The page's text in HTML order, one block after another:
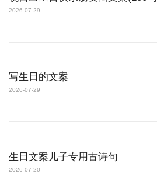
2026-07-29
写生日的文案
2026-07-29
生日文案儿子专用古诗句
2026-07-20